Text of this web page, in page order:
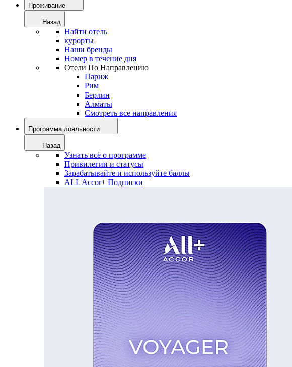
Проживание
Назад
Найти отель
курорты
Наши бренды
Номер в течение дня
Отели По Направлению
Париж
Рим
Берлин
Алматы
Смотреть все направления
Программа лояльности
Назад
Узнать всё о программе
Привилегии и статусы
Зарабатывайте и используйте баллы
ALL Accor+ Подписки